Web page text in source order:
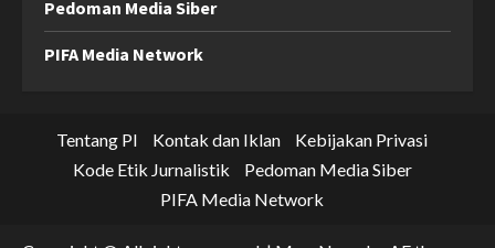
Pedoman Media Siber
PIFA Media Network
Tentang PI Kontak dan Iklan
Kebijakan Privasi
Kode Etik Jurnalistik
Pedoman Media Siber
PIFA Media Network